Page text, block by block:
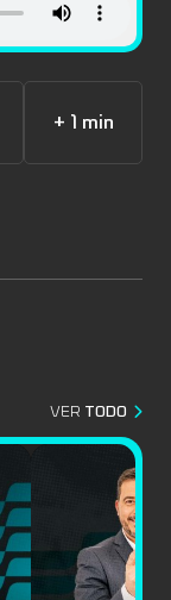
+ 1 min
VER TODO